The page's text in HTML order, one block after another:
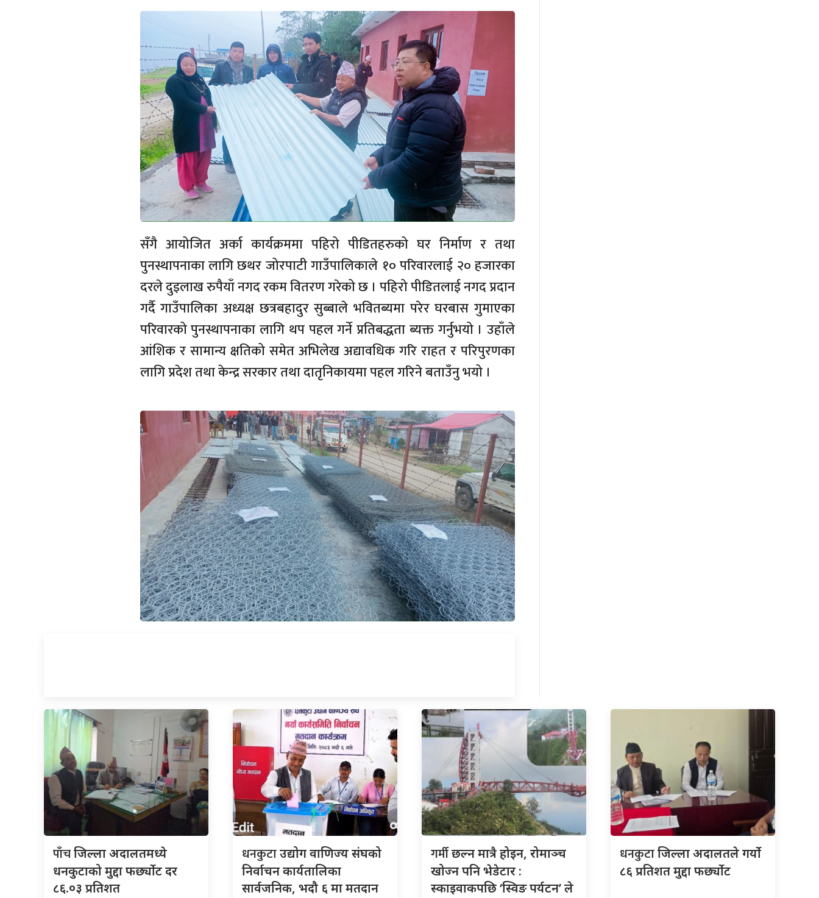
सँगै आयोजित अर्का कार्यक्रममा पहिरो पीडितहरुको घर निर्माण र तथा
पुनस्थापनाका लागि छथर जोरपाटी गाउँपालिकाले १० परिवारलाई २० हजारका
दरले दुइलाख रुपैयाँ नगद रकम वितरण गरेको छ । पहिरो पीडितलाई नगद प्रदान
गर्दै गाउँपालिका अध्यक्ष छत्रबहादुर सुब्बाले भवितब्यमा परेर घरबास गुमाएका
परिवारको पुनस्थापनाका लागि थप पहल गर्ने प्रतिबद्धता ब्यक्त गर्नुभयो । उहाँले
आंशिक र सामान्य क्षतिको समेत अभिलेख अद्यावधिक गरि राहत र परिपुरणका
लागि प्रदेश तथा केन्द्र सरकार तथा दातृनिकायमा पहल गरिने बताउँनु भयो ।
पाँचजिल्ला अदालतमध्ये
धनकुटाको मुद्दा फर्छ्योट दर
८६.०३ प्रतिशत
धनकुटाउद्योग वाणिज्य संघको
निर्वाचन कार्यतालिका
सार्वजनिक, भदौ ६ मा मतदान
गर्मीछल्न मात्रै होइन, रोमाञ्च
खोज्न पनि भेडेटार :
स्काइवाकपछि ‘स्विङ पर्यटन’ ले
धनकुटाजिल्ला अदालतले गर्यो
८६ प्रतिशत मुद्दा फर्छ्योट